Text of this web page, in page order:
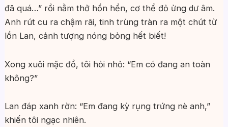
đã quá…” rồi nằm thở hổn hển, cơ thể đỏ ửng dư âm.
Anh rút cu ra chậm rãi, tinh trùng tràn ra một chút từ
lồn Lan, cảnh tượng nóng bỏng hết biết!
Xong xuôi mặc đồ, tôi hỏi nhỏ: “Em có đang an toàn
không?”
Lan đáp xanh rờn: “Em đang kỳ rụng trứng nè anh,”
khiến tôi ngạc nhiên.